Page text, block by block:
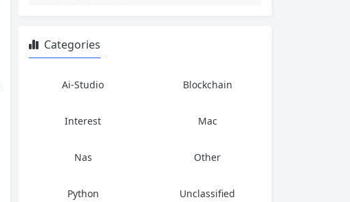
Categories
Ai-Studio Blockchain
Interest Mac
Nas Other
Python Unclassified